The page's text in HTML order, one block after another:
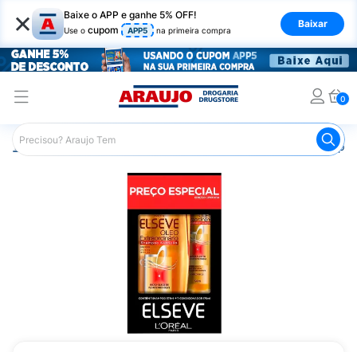
× Baixe o APP e ganhe 5% OFF!
Use o cupom APP5 na primeira compra
Baixar
0
Araujo Cabelo Cabelos de Todos os Tipos